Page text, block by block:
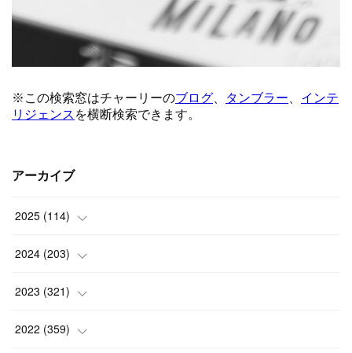
アーカイブ
2025 (114)
(1)
(8)
(6)
2024 (203)
(24)
(10)
2023 (321)
(25)
2022 (359)